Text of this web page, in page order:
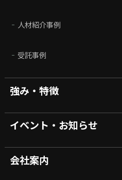
人材紹介事例
受託事例
強み・特徴
イベント・お知らせ
会社案内